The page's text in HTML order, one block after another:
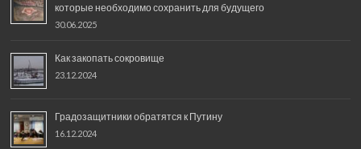
которые необходимо сохранить для будущего
30.06.2025
Как закопать сокровище
23.12.2024
Градозащитники обратятся к Путину
16.12.2024